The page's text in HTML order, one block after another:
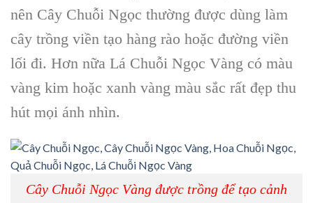
nên Cây Chuỗi Ngọc thường được dùng làm
cây trồng viền tạo hàng rào hoặc đường viền
lối đi. Hơn nữa Lá Chuỗi Ngọc Vàng có màu
vàng kim hoặc xanh vàng màu sắc rất đẹp thu
hút mọi ánh nhìn.
Cây Chuỗi Ngọc Vàng được trồng để tạo cảnh